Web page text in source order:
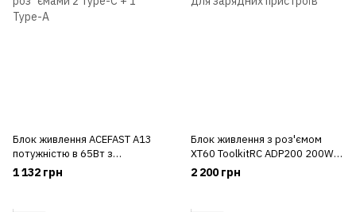
Блок живлення ACEFAST A13
потужністю в 65Вт з
розʼємами 2 Type-C + 1 Type-A
1 132 грн
Блок живлення з роз'ємом
ХТ60 ToolkitRC ADP200 200W
для зарядних пристроїв
2 200 грн